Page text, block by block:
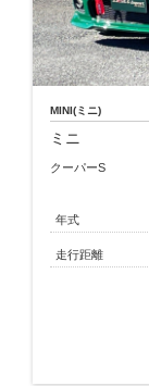
MINI(ミニ)
ミニ
クーパーS
年式
走行距離